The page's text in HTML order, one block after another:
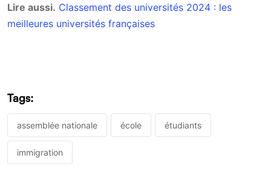
Lire aussi. Classement des universités 2024 : les
meilleures universités françaises
Tags:
assemblée nationale école étudiants
immigration